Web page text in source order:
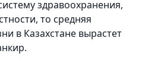
здравоохранения,
то средняя
в Казахстане вырастет